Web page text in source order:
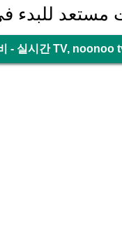
مستعد للبدء